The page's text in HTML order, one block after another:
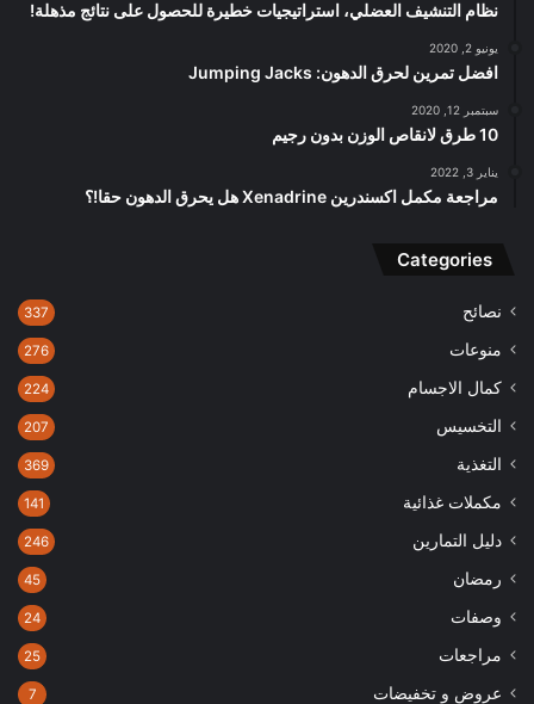
نظام التنشيف العضلي، استراتيجيات خطيرة للحصول على نتائج مذهلة!
يونيو 2, 2020
افضل تمرين لحرق الدهون: Jumping Jacks
سبتمبر 12, 2020
10 طرق لانقاص الوزن بدون رجيم
يناير 3, 2022
مراجعة مكمل اكسندرين Xenadrine هل يحرق الدهون حقا!؟
Categories
نصائح 337
منوعات 276
كمال الاجسام 224
التخسيس 207
التغذية 369
مكملات غذائية 141
دليل التمارين 246
رمضان 45
وصفات 24
مراجعات 25
عروض و تخفيضات 7